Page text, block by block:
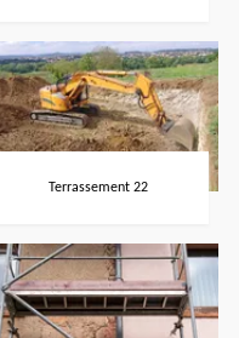
Terrassement 22